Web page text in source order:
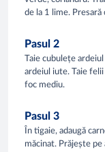
de la 1 lime. Presară
Pasul 2
Taie cubulețe
ardeiul iute. Taie
foc mediu.
Pasul 3
În tigaie, adaugă
măcinat. Prăjește